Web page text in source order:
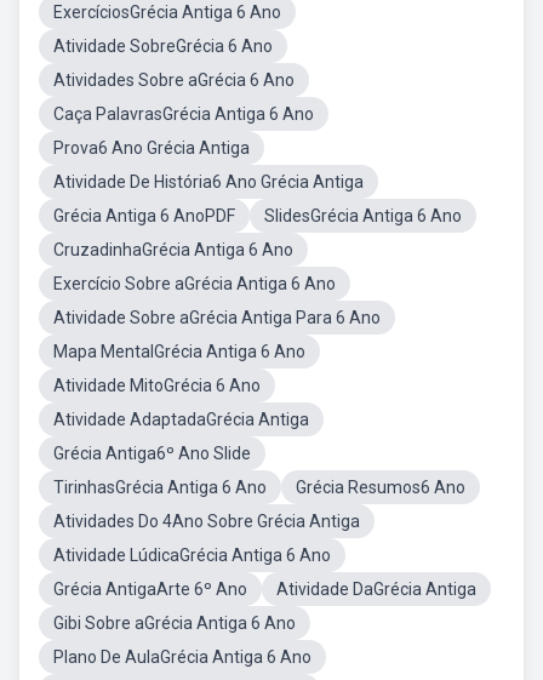
ExercíciosGrécia Antiga 6 Ano
Atividade SobreGrécia 6 Ano
Atividades Sobre aGrécia 6 Ano
Caça PalavrasGrécia Antiga 6 Ano
Prova6 Ano Grécia Antiga
Atividade De História6 Ano Grécia Antiga
Grécia Antiga 6 AnoPDF
SlidesGrécia Antiga 6 Ano
CruzadinhaGrécia Antiga 6 Ano
Exercício Sobre aGrécia Antiga 6 Ano
Atividade Sobre aGrécia Antiga Para 6 Ano
Mapa MentalGrécia Antiga 6 Ano
Atividade MitoGrécia 6 Ano
Atividade AdaptadaGrécia Antiga
Grécia Antiga6º Ano Slide
TirinhasGrécia Antiga 6 Ano
Grécia Resumos6 Ano
Atividades Do 4Ano Sobre Grécia Antiga
Atividade LúdicaGrécia Antiga 6 Ano
Grécia AntigaArte 6º Ano
Atividade DaGrécia Antiga
Gibi Sobre aGrécia Antiga 6 Ano
Plano De AulaGrécia Antiga 6 Ano